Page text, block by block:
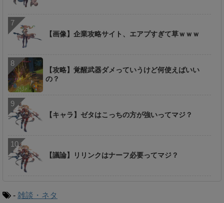
【画像】企業攻略サイト、エアプすぎて草ｗｗｗ
【攻略】覚醒武器ダメっていうけど何使えばいい
の？
【キャラ】ゼタはこっちの方が強いってマジ？
【議論】リリンクはナーフ必要ってマジ？
- 雑談・ネタ